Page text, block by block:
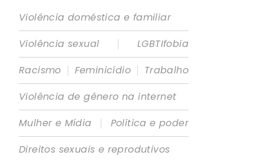
Violência doméstica e familiar
Violência sexual
|
LGBTIfobia
Racismo | Feminicídio | Trabalho
Violência de gênero na internet
Mulher e Mídia
|
Política e poder
Direitos sexuais e reprodutivos